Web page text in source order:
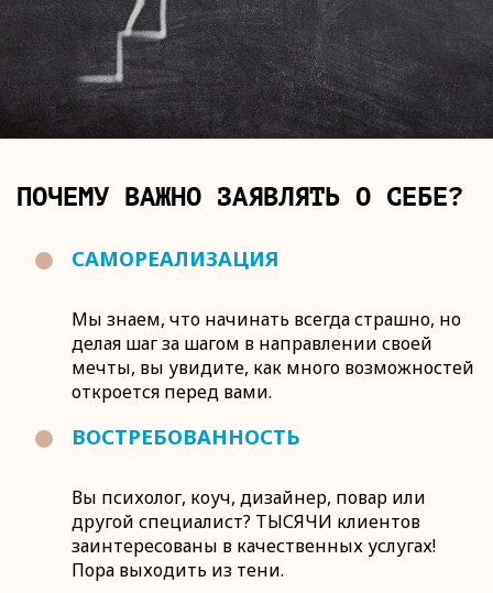
ПОЧЕМУ ВАЖНО ЗАЯВЛЯТЬ О СЕБЕ?
САМОРЕАЛИЗАЦИЯ
Мы знаем, что начинать всегда страшно, но
делая шаг за шагом в направлении своей
мечты, вы увидите, как много возможностей
откроется перед вами.
ВОСТРЕБОВАННОСТЬ
Вы психолог, коуч, дизайнер, повар или
другой специалист? ТЫСЯЧИ клиентов
заинтересованы в качественных услугах!
Пора выходить из тени.